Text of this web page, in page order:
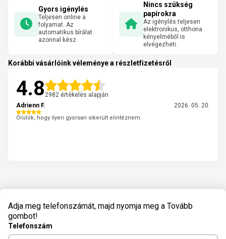
Gyors igénylés
Teljesen online a
folyamat. Az
automatikus bírálat
azonnal kész.
Nincs szükség
papírokra
Az igénylés teljesen
elektronikus, otthona
kényelméből is
elvégezheti.
Korábbi vásárlóink véleménye a részletfizetésről
4.8 2982 értékelés alapján
Adrienn F.
2026. 05. 20.
Örülök, hogy ilyen gyorsan sikerült elintéznem.
Adja meg telefonszámát, majd nyomja meg a Tovább
gombot!
Telefonszám